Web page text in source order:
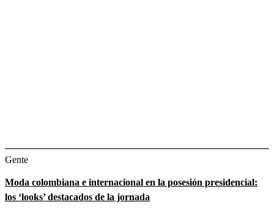
Gente
Moda colombiana e internacional en la posesión presidencial:
los ‘looks’ destacados de la jornada